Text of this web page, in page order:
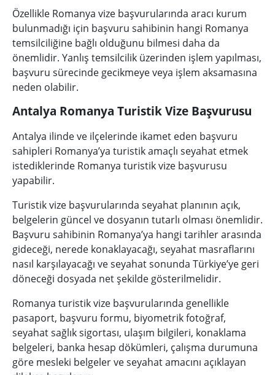
Özellikle Romanya vize başvurularında aracı kurum
bulunmadığı için başvuru sahibinin hangi Romanya
temsilciliğine bağlı olduğunu bilmesi daha da
önemlidir. Yanlış temsilcilik üzerinden işlem yapılması,
başvuru sürecinde gecikmeye veya işlem aksamasına
neden olabilir.
Antalya Romanya Turistik Vize Başvurusu
Antalya ilinde ve ilçelerinde ikamet eden başvuru
sahipleri Romanya’ya turistik amaçlı seyahat etmek
istediklerinde Romanya turistik vize başvurusu
yapabilir.
Turistik vize başvurularında seyahat planının açık,
belgelerin güncel ve dosyanın tutarlı olması önemlidir.
Başvuru sahibinin Romanya’ya hangi tarihler arasında
gideceği, nerede konaklayacağı, seyahat masraflarını
nasıl karşılayacağı ve seyahat sonunda Türkiye’ye geri
döneceği dosyada net şekilde gösterilmelidir.
Romanya turistik vize başvurularında genellikle
pasaport, başvuru formu, biyometrik fotoğraf,
seyahat sağlık sigortası, ulaşım bilgileri, konaklama
belgeleri, banka hesap dökümleri, çalışma durumuna
göre mesleki belgeler ve seyahat amacını açıklayan